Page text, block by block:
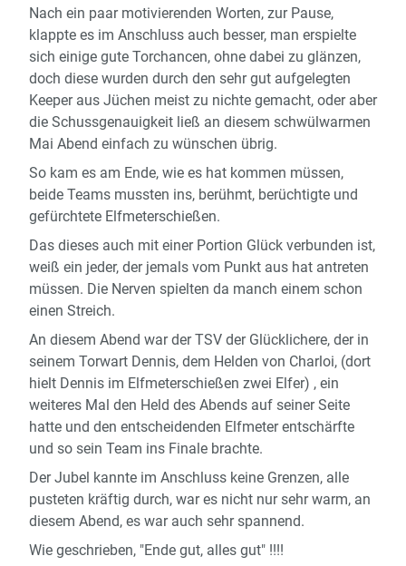
Nach ein paar motivierenden Worten, zur Pause,
klappte es im Anschluss auch besser, man erspielte
sich einige gute Torchancen, ohne dabei zu glänzen,
doch diese wurden durch den sehr gut aufgelegten
Keeper aus Jüchen meist zu nichte gemacht, oder aber
die Schussgenauigkeit ließ an diesem schwülwarmen
Mai Abend einfach zu wünschen übrig.
So kam es am Ende, wie es hat kommen müssen,
beide Teams mussten ins, berühmt, berüchtigte und
gefürchtete Elfmeterschießen.
Das dieses auch mit einer Portion Glück verbunden ist,
weiß ein jeder, der jemals vom Punkt aus hat antreten
müssen. Die Nerven spielten da manch einem schon
einen Streich.
An diesem Abend war der TSV der Glücklichere, der in
seinem Torwart Dennis, dem Helden von Charloi, (dort
hielt Dennis im Elfmeterschießen zwei Elfer) , ein
weiteres Mal den Held des Abends auf seiner Seite
hatte und den entscheidenden Elfmeter entschärfte
und so sein Team ins Finale brachte.
Der Jubel kannte im Anschluss keine Grenzen, alle
pusteten kräftig durch, war es nicht nur sehr warm, an
diesem Abend, es war auch sehr spannend.
Wie geschrieben, "Ende gut, alles gut" !!!!